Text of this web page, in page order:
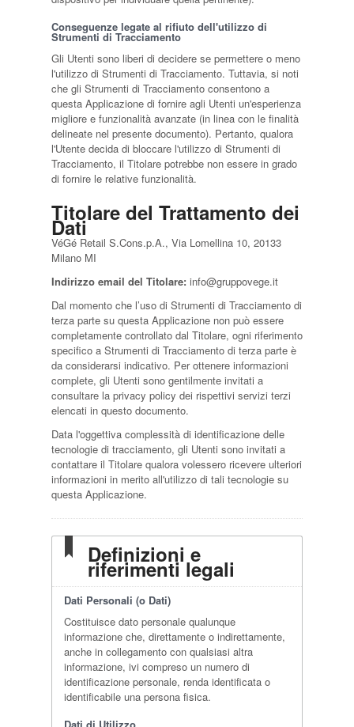
Conseguenze legate al rifiuto dell'utilizzo di
Strumenti di Tracciamento
Gli Utenti sono liberi di decidere se permettere o meno
l'utilizzo di Strumenti di Tracciamento. Tuttavia, si noti
che gli Strumenti di Tracciamento consentono a
questa Applicazione di fornire agli Utenti un'esperienza
migliore e funzionalità avanzate (in linea con le finalità
delineate nel presente documento). Pertanto, qualora
l'Utente decida di bloccare l'utilizzo di Strumenti di
Tracciamento, il Titolare potrebbe non essere in grado
di fornire le relative funzionalità.
Titolare del Trattamento dei
Dati
VéGé Retail S.Cons.p.A., Via Lomellina 10, 20133
Milano MI
Indirizzo email del Titolare: info@gruppovege.it
Dal momento che l’uso di Strumenti di Tracciamento di
terza parte su questa Applicazione non può essere
completamente controllato dal Titolare, ogni riferimento
specifico a Strumenti di Tracciamento di terza parte è
da considerarsi indicativo. Per ottenere informazioni
complete, gli Utenti sono gentilmente invitati a
consultare la privacy policy dei rispettivi servizi terzi
elencati in questo documento.
Data l'oggettiva complessità di identificazione delle
tecnologie di tracciamento, gli Utenti sono invitati a
contattare il Titolare qualora volessero ricevere ulteriori
informazioni in merito all'utilizzo di tali tecnologie su
questa Applicazione.
Definizioni e
riferimenti legali
Dati Personali (o Dati)
Costituisce dato personale qualunque
informazione che, direttamente o indirettamente,
anche in collegamento con qualsiasi altra
informazione, ivi compreso un numero di
identificazione personale, renda identificata o
identificabile una persona fisica.